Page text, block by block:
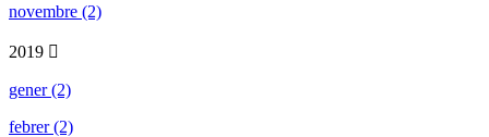
novembre (2)
2019
gener (2)
febrer (2)